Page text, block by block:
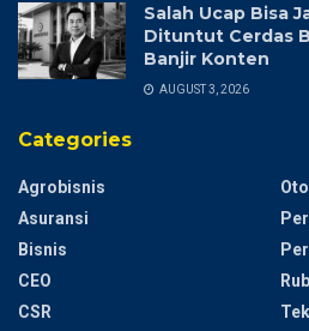
Salah Ucap Bisa
Dituntut Cerdas
Banjir Konten
AUGUST 3, 2026
Categories
Agrobisnis
Asuransi
Bisnis
CEO
CSR